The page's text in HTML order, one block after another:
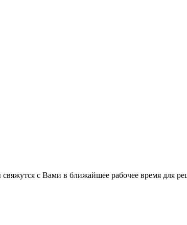
с Вами в ближайшее рабочее время для